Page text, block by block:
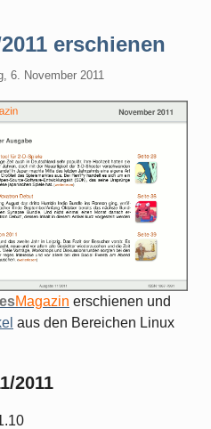
erschienen
6. November 2011
Magazin erschienen und
aus den Bereichen Linux
2011